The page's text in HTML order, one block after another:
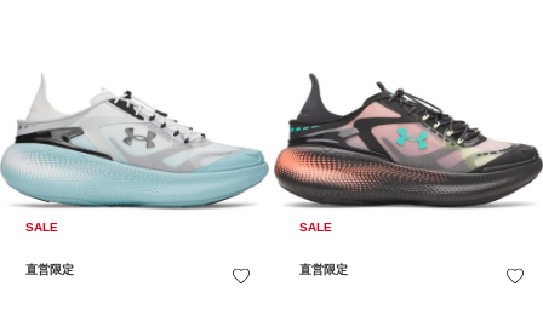
SALE
直営限定
SALE
直営限定